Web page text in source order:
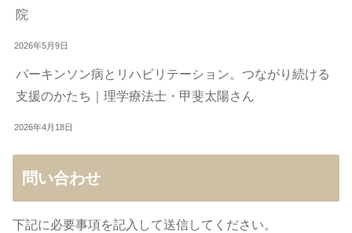
院
2026年5月9日
パーキンソン病とリハビリテーション。つながり続ける
支援のかたち｜理学療法士・甲斐太陽さん
2026年4月18日
問い合わせ
下記に必要事項を記入して送信してください。